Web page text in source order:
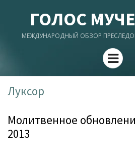
ГОЛОС
МЕЖДУНАРОДНЫЙ ОБЗОР
Menu
Луксор
Молитвенное
2013